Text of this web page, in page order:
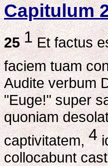
Capitulum
25 1Et factus
faciem tuam
Audite verbum
"Euge!" super
quoniam
captivitatem,4
collocabunt